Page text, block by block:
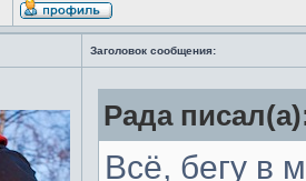
Заголовок сообщения:
Рада
Всё, бегу в